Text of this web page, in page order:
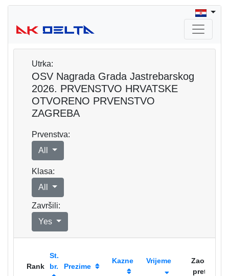
Utrka:
OSV Nagrada Grada Jastrebarskog
2026. PRVENSTVO HRVATSKE
OTVORENO PRVENSTVO
ZAGREBA
Prvenstva:
All
Klasa:
All
Završili:
Yes
Rank
St.
br.
Prezime
Kazne Vrijeme
Zaost.
preth.